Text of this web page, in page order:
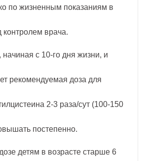
по жизненным показаниям в
контролем врача.
с 10-го дня жизни, и
рекомендуемая доза для
2-3 раза/сут (100-150
постепенно.
детям в возрасте старше 6